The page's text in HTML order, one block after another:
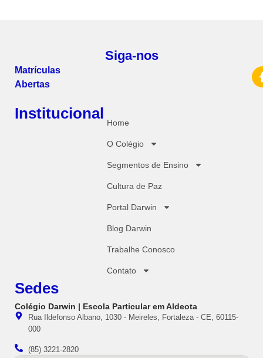
Matrículas
Abertas
Siga-nos
Institucional
Home
O Colégio
Segmentos de Ensino
Cultura de Paz
Portal Darwin
Blog Darwin
Trabalhe Conosco
Contato
Sedes
Colégio Darwin | Escola Particular em Aldeota
Rua Ildefonso Albano, 1030 - Meireles, Fortaleza - CE, 60115-
000
(85) 3221-2820